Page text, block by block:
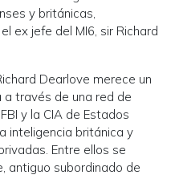
y británicas,
ex jefe del MI6, sir Richard
Dearlove merece un
a través de una red de
y la CIA de Estados
inteligencia británica y
Entre ellos se
antiguo subordinado de